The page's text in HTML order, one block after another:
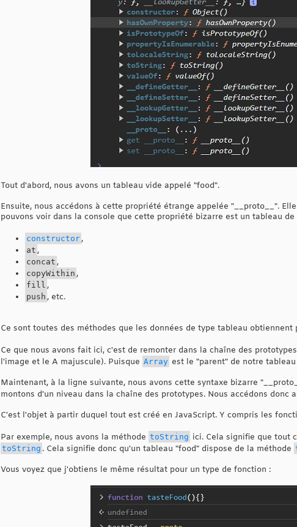
Tout d'abord, nous avons un tableau vide appelé "food".
Ensuite, nous accédons à cette propriété étrange appelée "__proto__".
pouvons voir dans la console que cette propriété bizarre est un tableau
constructor,
at ,
concat ,
copyWithin ,
fill ,
push , etc.
Ce sont toutes des méthodes que les données de type tableau obtiennent
Ce que nous avons fait ici, c'est de remonter dans la chaîne des
l'image et le A majuscule). Puisque Array est le "parent" de notre
Maintenant, à la ligne suivante, nous avons cette syntaxe bizarre
montons d'un niveau dans la chaîne des prototypes. Nous accédons donc
C'est l'objet à partir duquel tout est créé en JavaScript. Y compris les
Par exemple, nous avons la méthode toString ici. Cela signifie que tout
toString . Cela signifie donc qu'un tableau "food" dispose de la méthode
Vous voyez que j'obtiens le même résultat pour un type de fonction :